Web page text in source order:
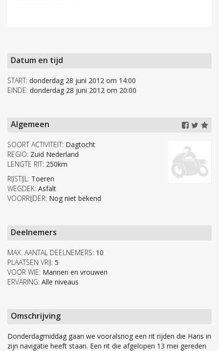
Datum en tijd
START: donderdag 28 juni 2012 om 14:00
EINDE: donderdag 28 juni 2012 om 20:00
Algemeen
SOORT ACTIVITEIT: Dagtocht
REGIO: Zuid Nederland
LENGTE RIT: 250km
RIJSTIJL: Toeren
WEGDEK: Asfalt
VOORRIJDER: Nog niet bekend
Deelnemers
MAX. AANTAL DEELNEMERS: 10
PLAATSEN VRIJ: 5
VOOR WIE: Mannen en vrouwen
ERVARING: Alle niveaus
Omschrijving
Donderdagmiddag gaan we vooralsnog een rit rijden die Hans in
zijn navigatie heeft staan. Een rit die afgelopen 13 mei gereden